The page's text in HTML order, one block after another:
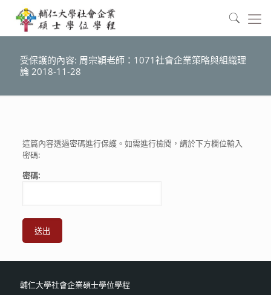
受保護的內容: 周宗穎老師：1071社會企業策略與組織理
論 2018-11-28
這篇內容透過密碼進行保護。如需進行檢閱，請於下方欄位輸入
密碼:
密碼:
輔仁大學社會企業碩士學位學程